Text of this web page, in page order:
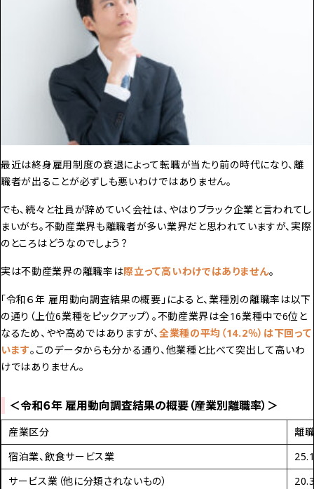
最近は終身雇用制度の衰退によって転職が当たり前の時代になり、離
職者が出ることが必ずしも悪いわけではありません。
でも、続々と社員が辞めていく会社は、やはりブラック企業と言われてし
まいがち。不動産業界も離職者が多い業界だと思われていますが、実際
のところはどうなのでしょう？
実は不動産業界の離職率は際立って高いわけではありません。
「令和６年 雇用動向調査結果の概要」によると、業種別の離職率は以下
の通り（上位6業種をピックアップ）。不動産業界は全16業種中で6位と
なるため、やや高めではありますが、全業種の平均（14.2％）は下回って
います。このデータからも分かる通り、他業種と比べて突出して高いわ
けではありません。
＜令和６年 雇用動向調査結果の概要（産業別離職率）＞
産業区分
離
宿泊業、飲食サービス業
サービス業（他に分類されないもの）